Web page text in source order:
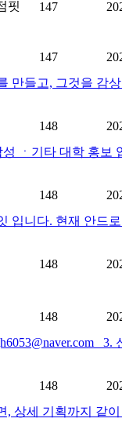
핏 147
147
만들고, 그것을 감
148
ㆍ기타 대학 홍보
148
입니다. 현재 안드
148
148
3.
148
, 상세 기획까지 같